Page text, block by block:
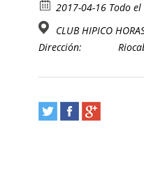
2017-04-16 Todo
CLUB HIPICO
Dirección: